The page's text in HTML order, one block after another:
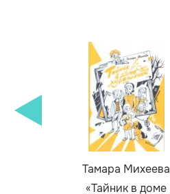
Тамара Михеева
«Тайник в доме